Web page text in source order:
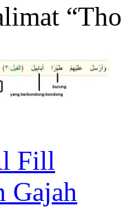
Fill
Gajah